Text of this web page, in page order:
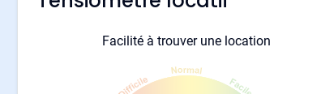
Facilité à trouver une location